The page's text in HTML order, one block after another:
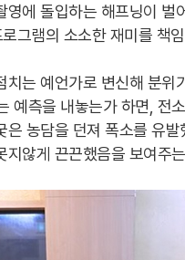
에 돌입하는 해프닝이 벌
그램의 소소한 재미를 책
는 예언가로 변신해 분위
예측을 내놓는가 하면, 전
농담을 던져 폭소를 유
않게 끈끈했음을 보여주